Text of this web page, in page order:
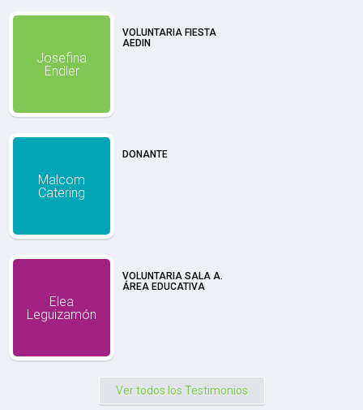
Josefina
Endler
VOLUNTARIA FIESTA
AEDIN
Malcom
Catering
DONANTE
​Elea
Leguizamón
​VOLUNTARIA SALA A.
ÁREA EDUCATIVA​
Ver todos los Testimonios